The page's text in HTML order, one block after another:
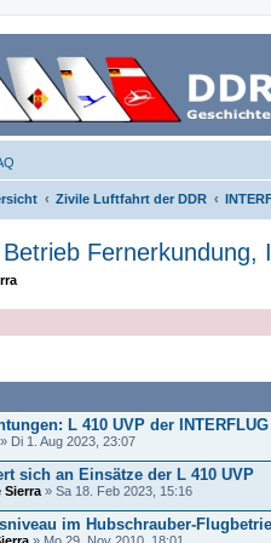
Zivile Luftfahrt der DDR
L 410 UVP der INTERFLUG
» Di 1. Aug 2023, 23:07
sich an Einsätze der L 410 UVP
Sierra » Sa 18. Feb 2023, 15:16
im Hubschrauber-
» Mo 29. Nov 2010, 18:01